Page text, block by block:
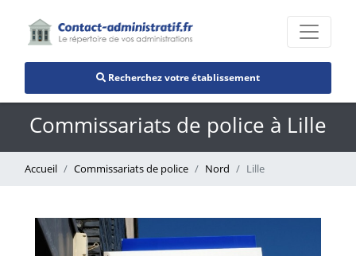
Recherchez votre établissement
Commissariats de police à Lille
Accueil Commissariats de police Nord Lille